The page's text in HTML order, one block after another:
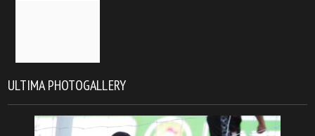
ULTIMA PHOTOGALLERY